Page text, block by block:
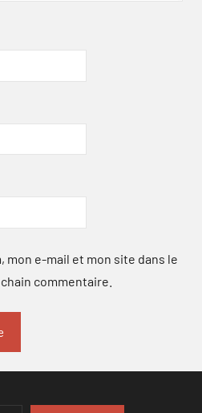
mon e-mail et mon site dans le
commentaire.